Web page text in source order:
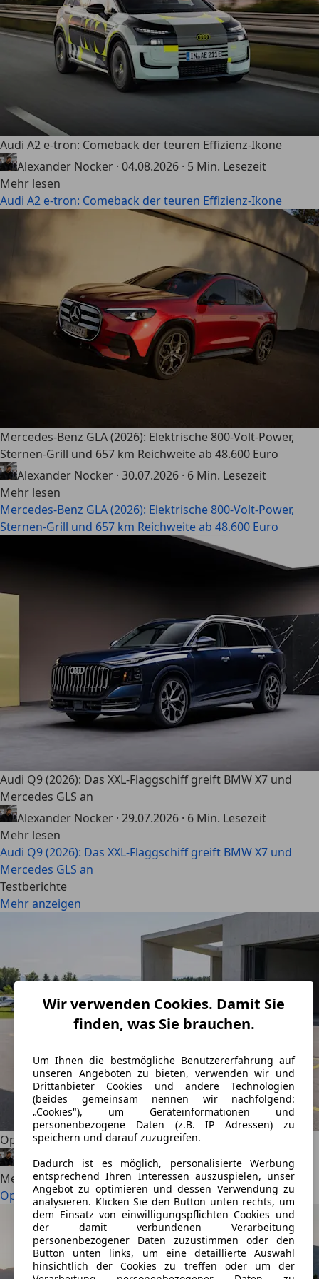
Wir verwenden Cookies. Damit Sie
finden, was Sie brauchen.
Um Ihnen die bestmögliche Benutzererfahrung auf
unseren Angeboten zu bieten, verwenden wir und
Drittanbieter Cookies und andere Technologien
(beides gemeinsam nennen wir nachfolgend:
„Cookies"), um Geräteinformationen und
personenbezogene Daten (z.B. IP Adressen) zu
speichern und darauf zuzugreifen.
Dadurch ist es möglich, personalisierte Werbung
entsprechend Ihren Interessen auszuspielen, unser
Angebot zu optimieren und dessen Verwendung zu
analysieren. Klicken Sie den Button unten rechts, um
dem Einsatz von einwilligungspflichten Cookies und
der damit verbundenen Verarbeitung
personenbezogener Daten zuzustimmen oder den
Button unten links, um eine detaillierte Auswahl
hinsichtlich der Cookies zu treffen oder um der
Audi A2 e-tron: Comeback der teuren Effizienz-Ikone
Alexander Nocker · 04.08.2026 · 5 Min. Lesezeit
Mehr lesen
Audi A2 e-tron: Comeback der teuren Effizienz-Ikone
Mercedes-Benz GLA (2026): Elektrische 800-Volt-Power,
Sternen-Grill und 657 km Reichweite ab 48.600 Euro
Alexander Nocker · 30.07.2026 · 6 Min. Lesezeit
Mehr lesen
Mercedes-Benz GLA (2026): Elektrische 800-Volt-Power,
Sternen-Grill und 657 km Reichweite ab 48.600 Euro
Audi Q9 (2026): Das XXL-Flaggschiff greift BMW X7 und
Mercedes GLS an
Alexander Nocker · 29.07.2026 · 6 Min. Lesezeit
Mehr lesen
Audi Q9 (2026): Das XXL-Flaggschiff greift BMW X7 und
Mercedes GLS an
Testberichte
Mehr anzeigen
Opel Corsa vs. VW Polo: Welcher Kleinwagen ist besser?
Alexander Nocker ·07.08.2026·8 Min. Lesezeit
Mehr lesen
Opel Corsa vs. VW Polo: Welcher Kleinwagen ist besser?